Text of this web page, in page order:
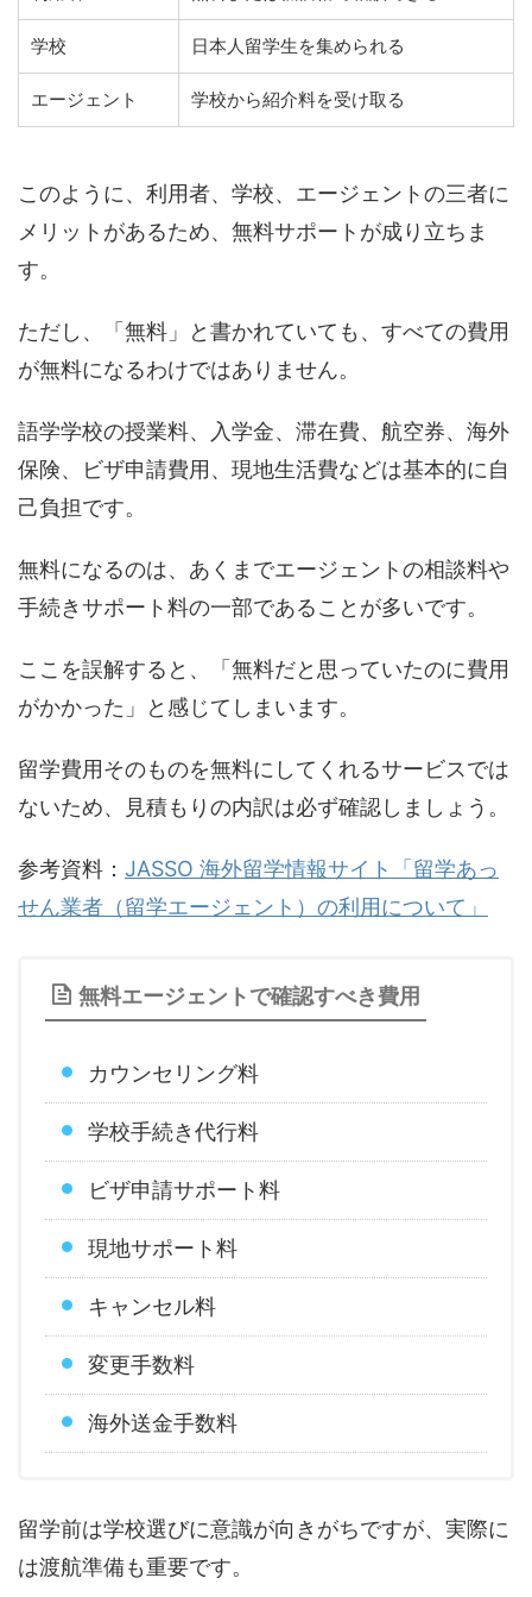
学校 日本人留学生を集められる
エージェント 学校から紹介料を受け取る
このように、利用者、学校、エージェントの三者に
メリットがあるため、無料サポートが成り立ちま
す。
ただし、「無料」と書かれていても、すべての費用
が無料になるわけではありません。
語学学校の授業料、入学金、滞在費、航空券、海外
保険、ビザ申請費用、現地生活費などは基本的に自
己負担です。
無料になるのは、あくまでエージェントの相談料や
手続きサポート料の一部であることが多いです。
ここを誤解すると、「無料だと思っていたのに費用
がかかった」と感じてしまいます。
留学費用そのものを無料にしてくれるサービスでは
ないため、見積もりの内訳は必ず確認しましょう。
参考資料： JASSO 海外留学情報サイト「留学あっ
せん業者（留学エージェント）の利用について」
無料エージェントで確認すべき費用
カウンセリング料
学校手続き代行料
ビザ申請サポート料
現地サポート料
キャンセル料
変更手数料
海外送金手数料
留学前は学校選びに意識が向きがちですが、実際に
は渡航準備も重要です。